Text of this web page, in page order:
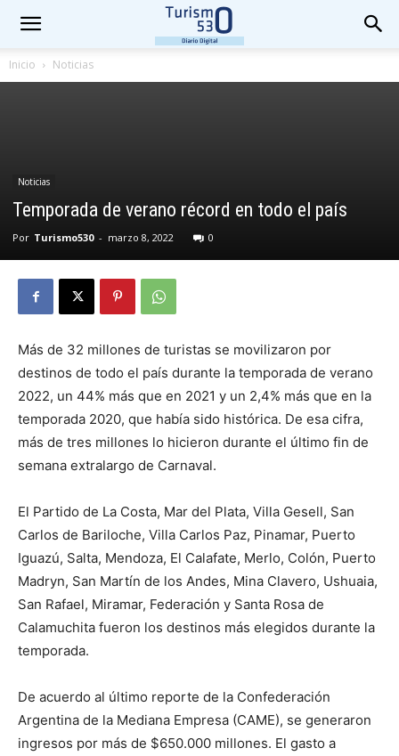
Inicio Noticias
Noticias
Temporada de verano récord en todo el país
Por Turismo530 - marzo 8, 2022 0
Más de 32 millones de turistas se movilizaron por
destinos de todo el país durante la temporada de verano
2022, un 44% más que en 2021 y un 2,4% más que en la
temporada 2020, que había sido histórica. De esa cifra,
más de tres millones lo hicieron durante el último fin de
semana extralargo de Carnaval.
El Partido de La Costa, Mar del Plata, Villa Gesell, San
Carlos de Bariloche, Villa Carlos Paz, Pinamar, Puerto
Iguazú, Salta, Mendoza, El Calafate, Merlo, Colón, Puerto
Madryn, San Martín de los Andes, Mina Clavero, Ushuaia,
San Rafael, Miramar, Federación y Santa Rosa de
Calamuchita fueron los destinos más elegidos durante la
temporada.
De acuerdo al último reporte de la Confederación
Argentina de la Mediana Empresa (CAME), se generaron
ingresos por más de $650.000 millones. El gasto a